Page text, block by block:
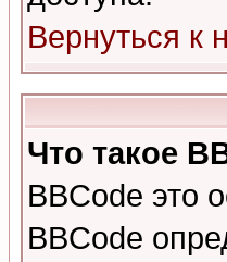
Вернуться к
Что такое
BBCode это
BBCode